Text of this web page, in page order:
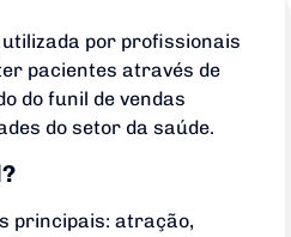
por profissionais
pacientes através de
do funil de vendas
do setor da saúde.
principais: atração,